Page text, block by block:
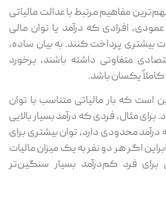
مفاهیم مرتبط با عدالت مالیاتی
افرادی که درآمد یا توان مالی
بیشتری پرداخت کنند. به بیان ساده،
متفاوتی داشته باشند، برخورد
کاملاً یکسان باشد.
است که بار مالیاتی متناسب با توان
برای مثال، فردی که درآمد بسیار بالایی
محدودی دارد، توان بیشتری برای
اگر هر دو نفر به یک میزان مالیات
برای فرد کم‌درآمد بسیار سنگین‌تر